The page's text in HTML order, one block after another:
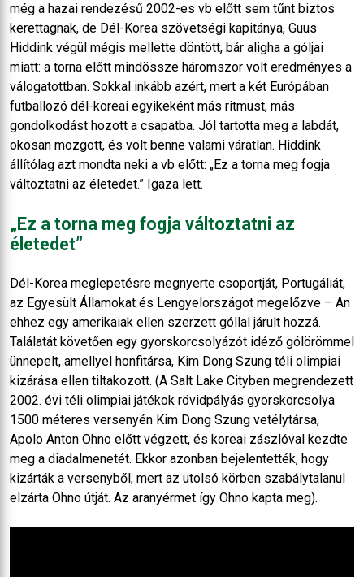
még a hazai rendezésű 2002-es vb előtt sem tűnt biztos
kerettagnak, de Dél-Korea szövetségi kapitánya, Guus
Hiddink végül mégis mellette döntött, bár aligha a góljai
miatt: a torna előtt mindössze háromszor volt eredményes a
válogatottban. Sokkal inkább azért, mert a két Európában
futballozó dél-koreai egyikeként más ritmust, más
gondolkodást hozott a csapatba. Jól tartotta meg a labdát,
okosan mozgott, és volt benne valami váratlan. Hiddink
állítólag azt mondta neki a vb előtt: „Ez a torna meg fogja
változtatni az életedet.” Igaza lett.
„Ez a torna meg fogja változtatni az
életedet”
Dél-Korea meglepetésre megnyerte csoportját, Portugáliát,
az Egyesült Államokat és Lengyelországot megelőzve – An
ehhez egy amerikaiak ellen szerzett góllal járult hozzá.
Találatát követően egy gyorskorcsolyázót idéző gólörömmel
ünnepelt, amellyel honfitársa, Kim Dong Szung téli olimpiai
kizárása ellen tiltakozott. (A Salt Lake Cityben megrendezett
2002. évi téli olimpiai játékok rövidpályás gyorskorcsolya
1500 méteres versenyén Kim Dong Szung vetélytársa,
Apolo Anton Ohno előtt végzett, és koreai zászlóval kezdte
meg a diadalmenetét. Ekkor azonban bejelentették, hogy
kizárták a versenyből, mert az utolsó körben szabálytalanul
elzárta Ohno útját. Az aranyérmet így Ohno kapta meg).